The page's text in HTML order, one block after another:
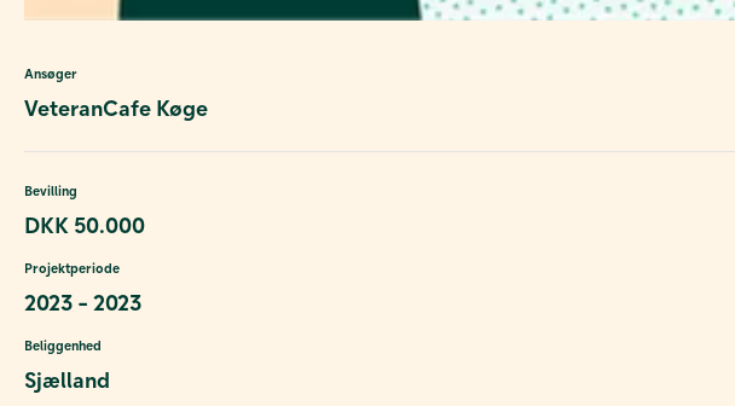
Ansøger
VeteranCafe Køge
Bevilling
DKK 50.000
Projektperiode
2023 - 2023
Beliggenhed
Sjælland